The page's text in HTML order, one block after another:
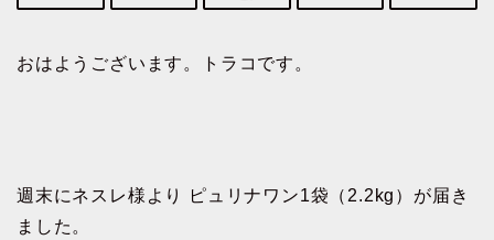
おはようございます。トラコです。
週末にネスレ様より ピュリナワン1袋（2.2kg）が届き
ました。